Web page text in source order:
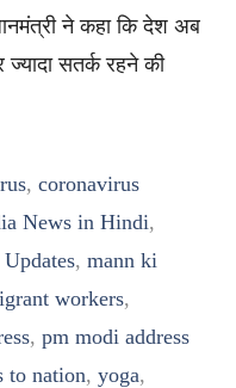
ने कहा कि देश अब
सतर्क रहने की
, coronavirus
News in Hindi,
, mann ki
workers,
, pm modi address
to nation, yoga,